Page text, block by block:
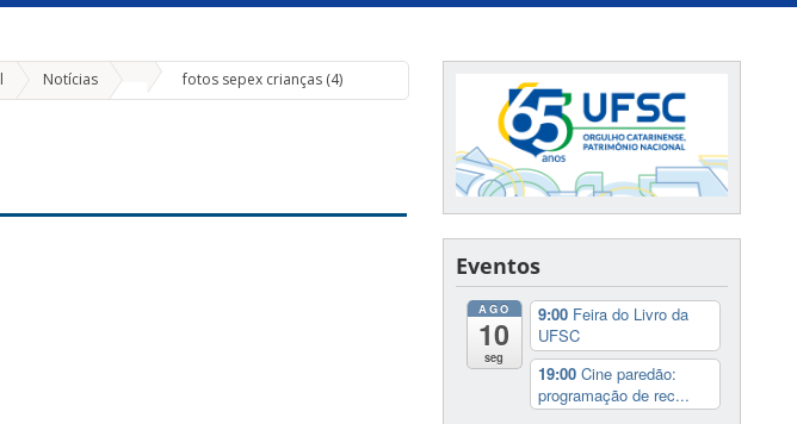
Notícias fotos sepex crianças (4)
Eventos
AGO
10
seg
9:00 Feira do Livro da
UFSC
19:00 Cine paredão:
programação de rec...